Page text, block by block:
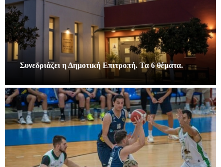
Συνεδριάζει η Δημοτική Επιτροπή. Τα 6 θέματα.